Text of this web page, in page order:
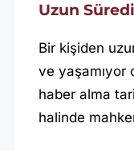
Uzun
Bir kişiden
ve yaşamıyor
haber alma
halinde